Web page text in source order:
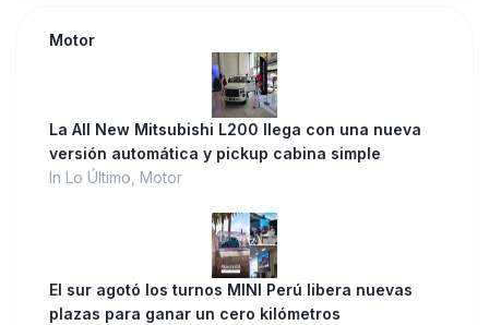
Motor
La All New Mitsubishi L200 llega con una nueva
versión automática y pickup cabina simple
In Lo Último, Motor
El sur agotó los turnos MINI Perú libera nuevas
plazas para ganar un cero kilómetros